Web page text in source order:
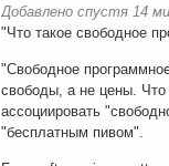
Добавлено спустя 14
"Что такое свободное
"Свободное
свободы, а не цены.
ассоциировать
"бесплатным пивом".